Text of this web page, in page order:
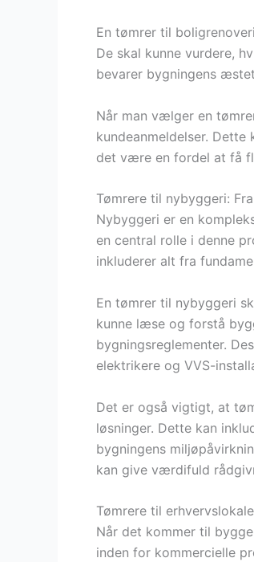
En tømrer til
De skal kunne vurdere,
bevarer bygningens
Når man vælger en
kundeanmeldelser.
det være en fordel at få
Tømrere til nybyggeri:
Nybyggeri er en
en central rolle i denne
inkluderer alt fra
En tømrer til nybyggeri
kunne læse og forstå
bygningsreglementer.
elektrikere og VVS-
Det er også vigtigt, at
løsninger. Dette kan
bygningens
kan give værdifuld
Tømrere til
Når det kommer til
inden for kommercielle